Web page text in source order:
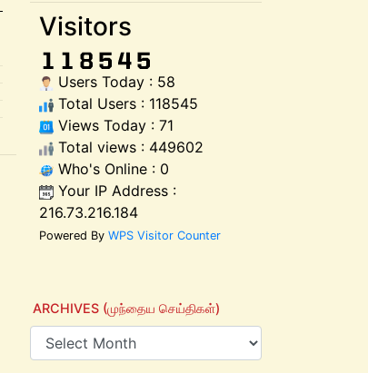
Visitors
Users Today : 58
Total Users : 118545
Views Today : 71
Total views : 449602
Who's Online : 0
Your IP Address :
216.73.216.184
Powered By WPS Visitor Counter
ARCHIVES (முந்தைய செய்திகள்)